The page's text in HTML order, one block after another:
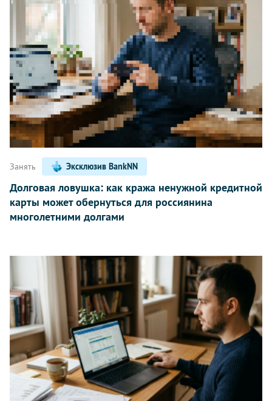
Занять Эксклюзив BankNN
Долговая ловушка: как кража ненужной кредитной
карты может обернуться для россиянина
многолетними долгами